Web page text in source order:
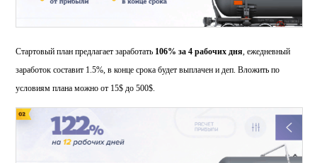
Стартовый план предлагает заработать 106% за 4 рабочих дня, ежедневный
заработок составит 1.5%, в конце срока будет выплачен и деп. Вложить по
условиям плана можно от 15$ до 500$.